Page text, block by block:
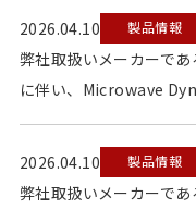
2026.04.10 製品情報
弊社取扱いメーカーで
に伴い、Microwave
2026.04.10 製品情報
弊社取扱いメーカーで